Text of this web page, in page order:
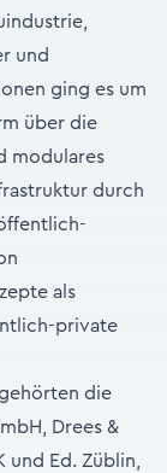
und
ging es um
über die
modulares
durch
als
private
die
Drees &
und Ed. Züblin,